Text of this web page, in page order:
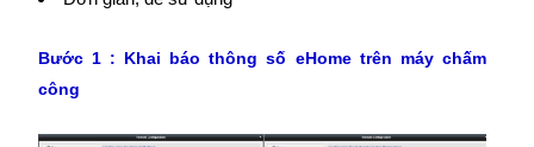
Bước 1 : Khai báo thông số eHome trên máy chấm
công